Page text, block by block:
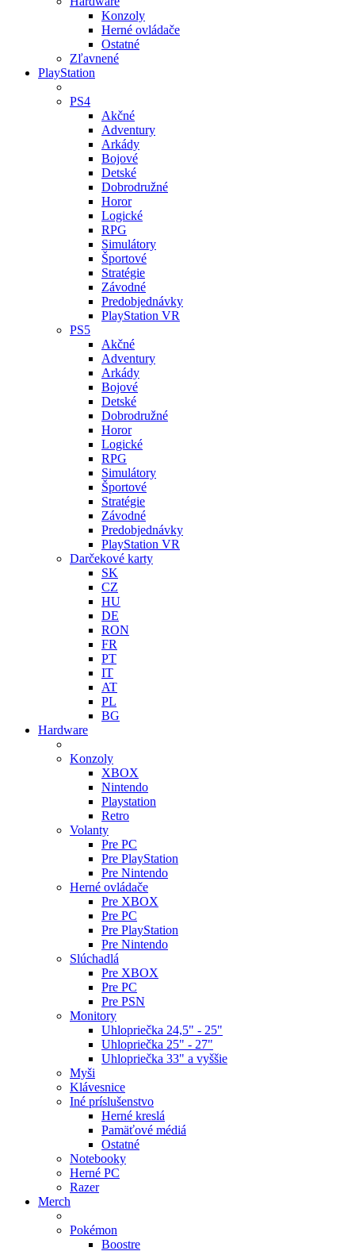
Konzoly
Herné ovládače
Ostatné
Zľavnené
PlayStation
PS4
Akčné
Adventury
Arkády
Bojové
Detské
Dobrodružné
Horor
Logické
RPG
Simulátory
Športové
Stratégie
Závodné
Predobjednávky
PlayStation VR
PS5
Akčné
Adventury
Arkády
Bojové
Detské
Dobrodružné
Horor
Logické
RPG
Simulátory
Športové
Stratégie
Závodné
Predobjednávky
PlayStation VR
Darčekové karty
SK
CZ
HU
DE
RON
FR
PT
IT
AT
PL
BG
Hardware
Konzoly
XBOX
Nintendo
Playstation
Retro
Volanty
Pre PC
Pre PlayStation
Pre Nintendo
Herné ovládače
Pre XBOX
Pre PC
Pre PlayStation
Pre Nintendo
Slúchadlá
Pre XBOX
Pre PC
Pre PSN
Monitory
Uhlopriečka 24,5" - 25"
Uhlopriečka 25" - 27"
Uhlopriečka 33" a vyššie
Myši
Klávesnice
Iné príslušenstvo
Herné kreslá
Pamäťové médiá
Ostatné
Notebooky
Herné PC
Razer
Merch
Pokémon
Boostre